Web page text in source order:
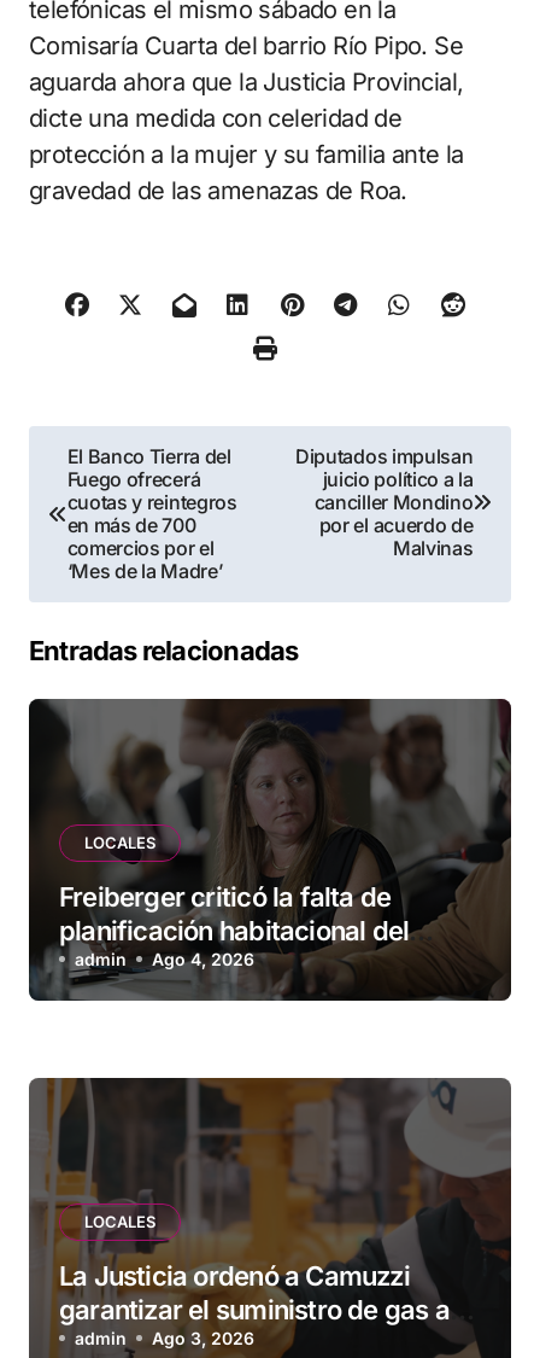
telefónicas el mismo sábado en la
Comisaría Cuarta del barrio Río Pipo. Se
aguarda ahora que la Justicia Provincial,
dicte una medida con celeridad de
protección a la mujer y su familia ante la
gravedad de las amenazas de Roa.
Navegación
de
entradas
El Banco Tierra del
Fuego ofrecerá
cuotas y reintegros
en más de 700
comercios por el
‘Mes de la Madre’
Diputados impulsan
juicio político a la
canciller Mondino
por el acuerdo de
Malvinas
Entradas relacionadas
LOCALES
Freiberger criticó la falta de
planificación habitacional del
Municipio: “Vuoto deja afuera a
vecinos que llevan más de 20 años
admin Ago 4, 2026
LOCALES
La Justicia ordenó a Camuzzi
garantizar el suministro de gas a
una familia de Tolhuin
admin Ago 3, 2026